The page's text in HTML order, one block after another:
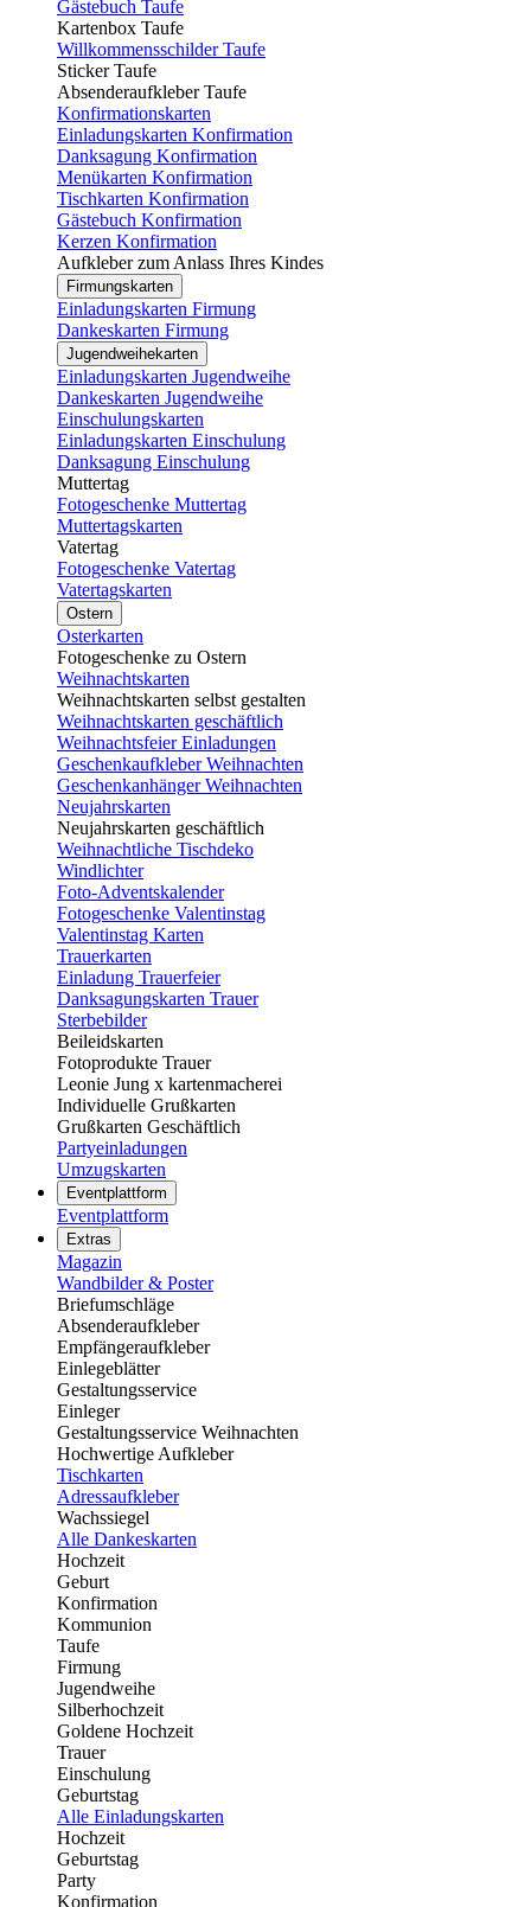
Gästebuch Taufe
Kartenbox Taufe
Willkommensschilder Taufe
Sticker Taufe
Absenderaufkleber Taufe
Konfirmationskarten
Einladungskarten Konfirmation
Danksagung Konfirmation
Menükarten Konfirmation
Tischkarten Konfirmation
Gästebuch Konfirmation
Kerzen Konfirmation
Aufkleber zum Anlass Ihres Kindes
Firmungskarten
Einladungskarten Firmung
Dankeskarten Firmung
Jugendweihekarten
Einladungskarten Jugendweihe
Dankeskarten Jugendweihe
Einschulungskarten
Einladungskarten Einschulung
Danksagung Einschulung
Muttertag
Fotogeschenke Muttertag
Muttertagskarten
Vatertag
Fotogeschenke Vatertag
Vatertagskarten
Ostern
Osterkarten
Fotogeschenke zu Ostern
Weihnachtskarten
Weihnachtskarten selbst gestalten
Weihnachtskarten geschäftlich
Weihnachtsfeier Einladungen
Geschenkaufkleber Weihnachten
Geschenkanhänger Weihnachten
Neujahrskarten
Neujahrskarten geschäftlich
Weihnachtliche Tischdeko
Windlichter
Foto-Adventskalender
Fotogeschenke Valentinstag
Valentinstag Karten
Trauerkarten
Einladung Trauerfeier
Danksagungskarten Trauer
Sterbebilder
Beileidskarten
Fotoprodukte Trauer
Leonie Jung x kartenmacherei
Individuelle Grußkarten
Grußkarten Geschäftlich
Partyeinladungen
Umzugskarten
Eventplattform
Eventplattform
Extras
Magazin
Wandbilder & Poster
Briefumschläge
Absenderaufkleber
Empfängeraufkleber
Einlegeblätter
Gestaltungsservice
Einleger
Gestaltungsservice Weihnachten
Hochwertige Aufkleber
Tischkarten
Adressaufkleber
Wachssiegel
Alle Dankeskarten
Hochzeit
Geburt
Konfirmation
Kommunion
Taufe
Firmung
Jugendweihe
Silberhochzeit
Goldene Hochzeit
Trauer
Einschulung
Geburtstag
Alle Einladungskarten
Hochzeit
Geburtstag
Party
Konfirmation